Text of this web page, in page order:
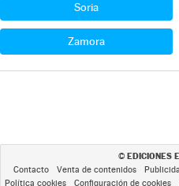
Soria
Zamora
© EDICIONES
Contacto Venta de contenidos
Política cookies
Configuración de cookies